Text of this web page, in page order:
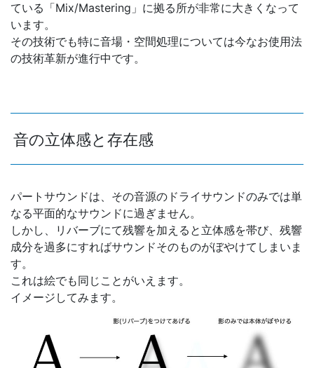
ている「Mix/Mastering」に拠る所が非常に大きくなって
います。
その技術でも特に音場・空間処理については今なお使用法
の技術革新が進行中です。
音の立体感と存在感
パートサウンドは、その音源のドライサウンドのみでは単
なる平面的なサウンドに過ぎません。
しかし、リバーブにて残響を加えると立体感を帯び、残響
成分を過多にすればサウンドそのものがぼやけてしまいま
す。
これは絵でも同じことがいえます。
イメージしてみます。